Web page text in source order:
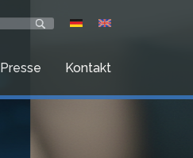
Presse Kontakt